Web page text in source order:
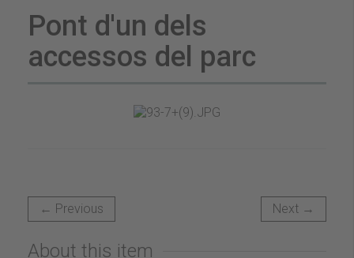
Pont d'un dels
accessos del parc
← Previous Next →
About this item